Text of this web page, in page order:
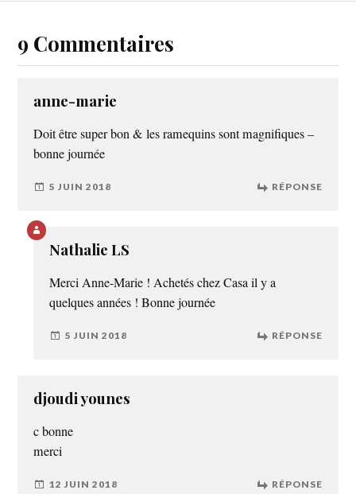
9 Commentaires
anne-marie
Doit être super bon & les ramequins sont magnifiques –
bonne journée
5 JUIN 2018 RÉPONSE
Nathalie LS
Merci Anne-Marie ! Achetés chez Casa il y a
quelques années ! Bonne journée
5 JUIN 2018 RÉPONSE
djoudi younes
c bonne
merci
12 JUIN 2018 RÉPONSE